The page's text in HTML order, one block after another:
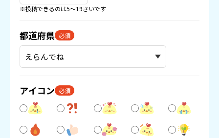
※投稿できるのは5〜19さいです
都道府県 必須
アイコン 必須